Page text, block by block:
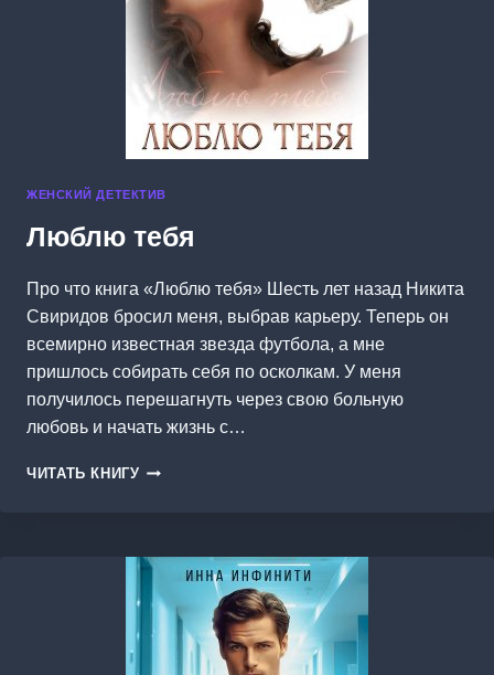
ЖЕНСКИЙ ДЕТЕКТИВ
Люблю тебя
Про что книга «Люблю тебя» Шесть лет назад Никита
Свиридов бросил меня, выбрав карьеру. Теперь он
всемирно известная звезда футбола, а мне
пришлось собирать себя по осколкам. У меня
получилось перешагнуть через свою больную
любовь и начать жизнь с…
ЧИТАТЬ КНИГУ ЛЮБЛЮ